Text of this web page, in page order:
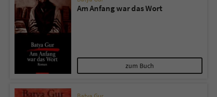
Am Anfang war das Wort
zum Buch